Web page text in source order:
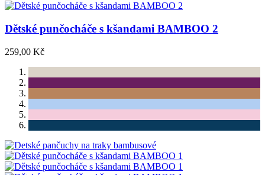
Dětské punčocháče s kšandami BAMBOO 2
259,00 Kč